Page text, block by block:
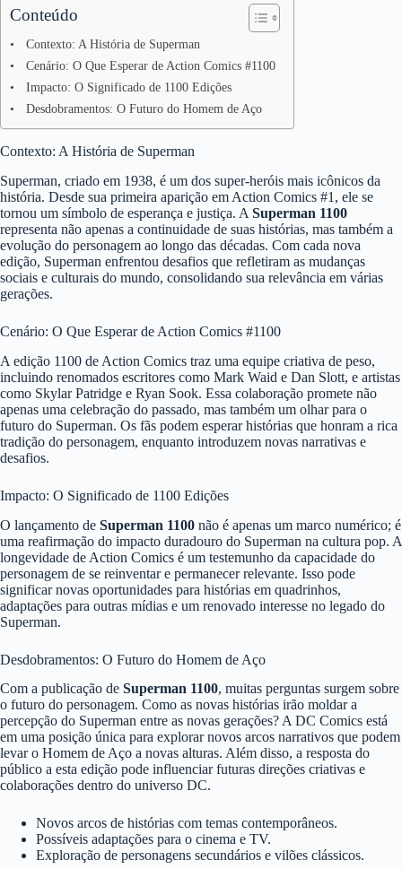
Conteúdo
Contexto: A História de Superman
Cenário: O Que Esperar de Action Comics #1100
Impacto: O Significado de 1100 Edições
Desdobramentos: O Futuro do Homem de Aço
Contexto: A História de Superman
Superman, criado em 1938, é um dos super-heróis mais icônicos da
história. Desde sua primeira aparição em Action Comics #1, ele se
tornou um símbolo de esperança e justiça. A Superman 1100
representa não apenas a continuidade de suas histórias, mas também a
evolução do personagem ao longo das décadas. Com cada nova
edição, Superman enfrentou desafios que refletiram as mudanças
sociais e culturais do mundo, consolidando sua relevância em várias
gerações.
Cenário: O Que Esperar de Action Comics #1100
A edição 1100 de Action Comics traz uma equipe criativa de peso,
incluindo renomados escritores como Mark Waid e Dan Slott, e artistas
como Skylar Patridge e Ryan Sook. Essa colaboração promete não
apenas uma celebração do passado, mas também um olhar para o
futuro do Superman. Os fãs podem esperar histórias que honram a rica
tradição do personagem, enquanto introduzem novas narrativas e
desafios.
Impacto: O Significado de 1100 Edições
O lançamento de Superman 1100 não é apenas um marco numérico; é
uma reafirmação do impacto duradouro do Superman na cultura pop. A
longevidade de Action Comics é um testemunho da capacidade do
personagem de se reinventar e permanecer relevante. Isso pode
significar novas oportunidades para histórias em quadrinhos,
adaptações para outras mídias e um renovado interesse no legado do
Superman.
Desdobramentos: O Futuro do Homem de Aço
Com a publicação de Superman 1100, muitas perguntas surgem sobre
o futuro do personagem. Como as novas histórias irão moldar a
percepção do Superman entre as novas gerações? A DC Comics está
em uma posição única para explorar novos arcos narrativos que podem
levar o Homem de Aço a novas alturas. Além disso, a resposta do
público a esta edição pode influenciar futuras direções criativas e
colaborações dentro do universo DC.
Novos arcos de histórias com temas contemporâneos.
Possíveis adaptações para o cinema e TV.
Exploração de personagens secundários e vilões clássicos.